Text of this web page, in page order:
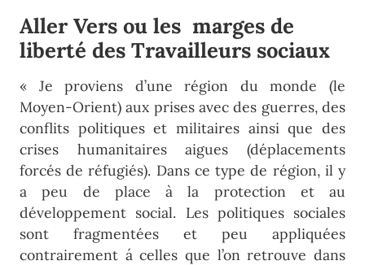
Aller Vers ou les marges de
liberté des Travailleurs sociaux
« Je proviens d’une région du monde (le
Moyen-Orient) aux prises avec des guerres, des
conflits politiques et militaires ainsi que des
crises humanitaires aigues (déplacements
forcés de réfugiés). Dans ce type de région, il y
a peu de place à la protection et au
développement social. Les politiques sociales
sont fragmentées et peu appliquées
contrairement á celles que l’on retrouve dans